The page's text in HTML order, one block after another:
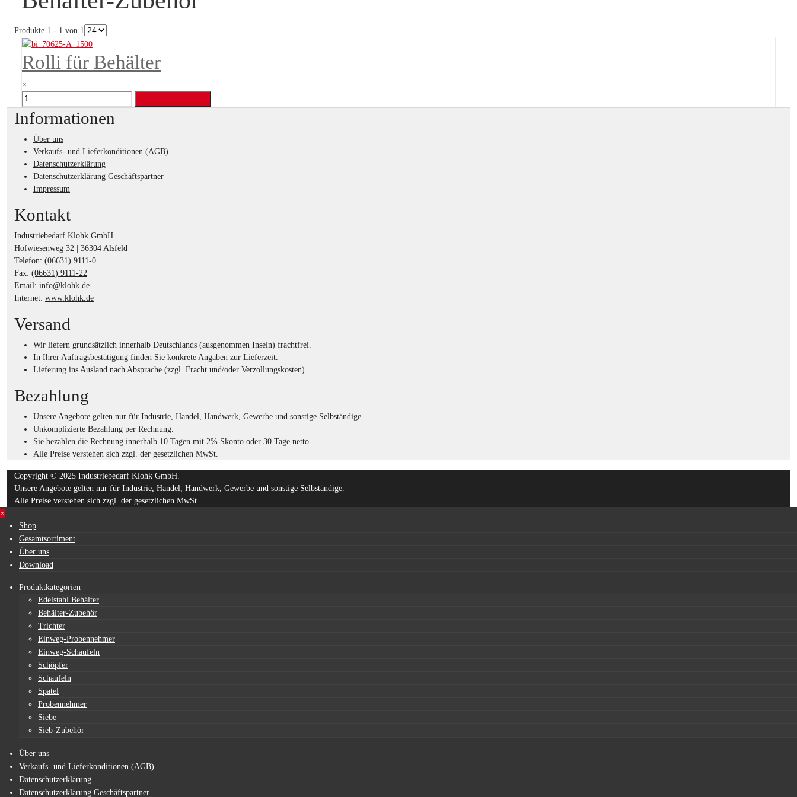
Produkte 1 - 1 von 1
Rolli für Behälter
×
Informationen
Über uns
Verkaufs- und Lieferkonditionen (AGB)
Datenschutzerklärung
Datenschutzerklärung Geschäftspartner
Impressum
Kontakt
Industriebedarf Klohk GmbH
Hofwiesenweg 32 | 36304 Alsfeld
Telefon: (06631) 9111-0
Fax: (06631) 9111-22
Email: info@klohk.de
Internet: www.klohk.de
Versand
Wir liefern grundsätzlich innerhalb Deutschlands (ausgenommen Inseln) frachtfrei.
In Ihrer Auftragsbestätigung finden Sie konkrete Angaben zur Lieferzeit.
Lieferung ins Ausland nach Absprache (zzgl. Fracht und/oder Verzollungskosten).
Bezahlung
Unsere Angebote gelten nur für Industrie, Handel, Handwerk, Gewerbe und sonstige Selbständige.
Unkomplizierte Bezahlung per Rechnung.
Sie bezahlen die Rechnung innerhalb 10 Tagen mit 2% Skonto oder 30 Tage netto.
Alle Preise verstehen sich zzgl. der gesetzlichen MwSt.
Copyright © 2025 Industriebedarf Klohk GmbH.
Unsere Angebote gelten nur für Industrie, Handel, Handwerk, Gewerbe und sonstige Selbständige.
Alle Preise verstehen sich zzgl. der gesetzlichen MwSt..
×
Shop
Gesamtsortiment
Über uns
Download
Produktkategorien
Edelstahl Behälter
Behälter-Zubehör
Trichter
Einweg-Probennehmer
Einweg-Schaufeln
Schöpfer
Schaufeln
Spatel
Probennehmer
Siebe
Sieb-Zubehör
Über uns
Verkaufs- und Lieferkonditionen (AGB)
Datenschutzerklärung
Datenschutzerklärung Geschäftspartner